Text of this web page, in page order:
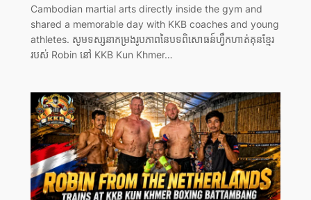
Cambodian martial arts directly inside the gym and
shared a memorable day with KKB coaches and young
athletes. សូមទស្សនាកម្រងរូបភាពនៃបទពិសោធន៍ហ្វឹកហាត់គុនខ្មែរ
របស់ Robin នៅ KKB Kun Khmer…